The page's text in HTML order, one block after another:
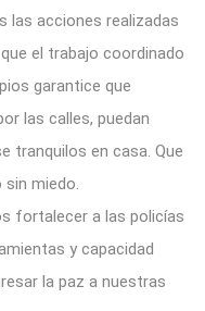
las acciones realizadas
el trabajo coordinado
garantice que
las calles, puedan
tranquilos en casa. Que
sin miedo.
fortalecer a las policías
y capacidad
la paz a nuestras